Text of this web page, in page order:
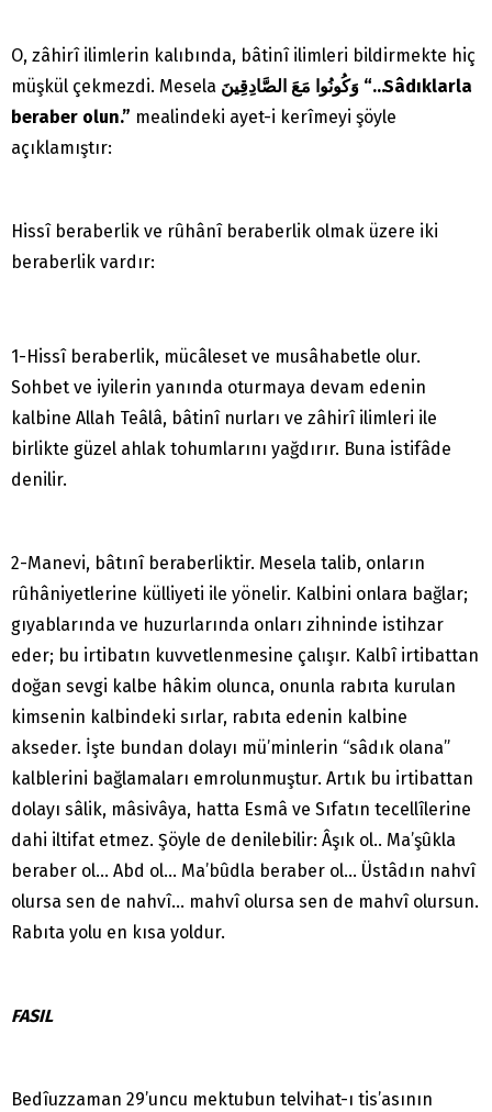
O, zâhirî ilimlerin kalıbında, bâtinî ilimleri bildirmekte hiç
müşkül çekmezdi. Mesela
“…Sâdıklarla
beraber olun.” mealindeki ayet-i kerîmeyi şöyle
açıklamıştır:
Hissî beraberlik ve rûhânî beraberlik olmak üzere iki
beraberlik vardır:
1-Hissî beraberlik, mücâleset ve musâhabetle olur.
Sohbet ve iyilerin yanında oturmaya devam edenin
kalbine Allah Teâlâ, bâtinî nurları ve zâhirî ilimleri ile
birlikte güzel ahlak tohumlarını yağdırır. Buna istifâde
denilir.
2-Manevi, bâtınî beraberliktir. Mesela talib, onların
rûhâniyetlerine külliyeti ile yönelir. Kalbini onlara bağlar;
gıyablarında ve huzurlarında onları zihninde istihzar
eder; bu irtibatın kuvvetlenmesine çalışır. Kalbî irtibattan
doğan sevgi kalbe hâkim olunca, onunla rabıta kurulan
kimsenin kalbindeki sırlar, rabıta edenin kalbine
akseder. İşte bundan dolayı mü’minlerin “sâdık olana”
kalblerini bağlamaları emrolunmuştur. Artık bu irtibattan
dolayı sâlik, mâsivâya, hatta Esmâ ve Sıfatın tecellîlerine
dahi iltifat etmez. Şöyle de denilebilir: Âşık ol.. Ma’şûkla
beraber ol… Abd ol… Ma’bûdla beraber ol… Üstâdın nahvî
olursa sen de nahvî… mahvî olursa sen de mahvî olursun.
Rabıta yolu en kısa yoldur.
FASIL
Bedîuzzaman 29’uncu mektubun telvihat-ı tis’asının